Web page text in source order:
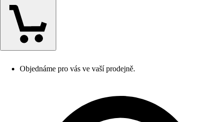
Objednáme pro vás ve vaší prodejně.